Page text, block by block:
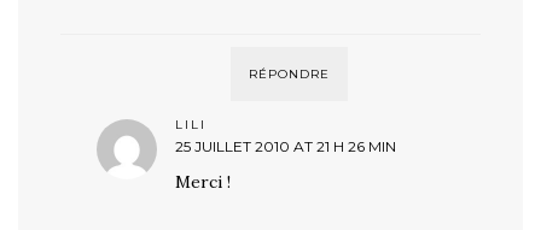
RÉPONDRE
LILI
25 JUILLET 2010 AT 21 H 26 MIN
Merci !